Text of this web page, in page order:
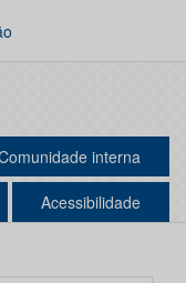
interna
Acessibilidade